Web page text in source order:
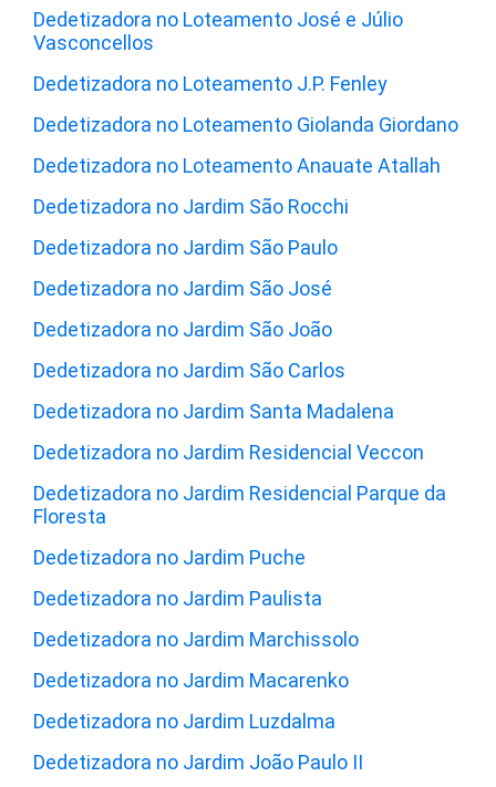
Dedetizadora no Loteamento José e Júlio
Vasconcellos
Dedetizadora no Loteamento J.P. Fenley
Dedetizadora no Loteamento Giolanda Giordano
Dedetizadora no Loteamento Anauate Atallah
Dedetizadora no Jardim São Rocchi
Dedetizadora no Jardim São Paulo
Dedetizadora no Jardim São José
Dedetizadora no Jardim São João
Dedetizadora no Jardim São Carlos
Dedetizadora no Jardim Santa Madalena
Dedetizadora no Jardim Residencial Veccon
Dedetizadora no Jardim Residencial Parque da
Floresta
Dedetizadora no Jardim Puche
Dedetizadora no Jardim Paulista
Dedetizadora no Jardim Marchissolo
Dedetizadora no Jardim Macarenko
Dedetizadora no Jardim Luzdalma
Dedetizadora no Jardim João Paulo II